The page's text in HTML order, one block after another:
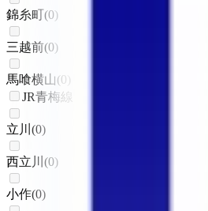
錦糸町(0)
三越前(0)
馬喰横山(0
JR青梅線
立川 (0)
西立川 (0)
小作(0)